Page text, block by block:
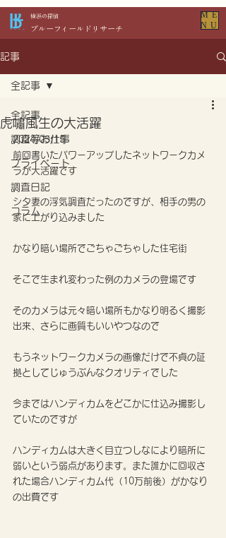
​横浜の探偵
​ブルーフィールドリサーチ
ME
NU
記事
全記事
調査等お仕事
プライベート
調査日記
コラム
全記事
虎嘯風生の大活躍
2024/05/15
前回書いたパワーアップしたネットワークカメ
ラが大活躍です
シタ妻の浮気調査だったのですが、相手の男の
家に上がり込みました
かなり暗い場所でごちゃごちゃした住宅街
そこで生まれ変わった例のカメラの登場です
そのカメラは元々暗い場所もかなり明るく撮影
出来、さらに画質もいいやつなので
もうネットワークカメラの画像だけで不貞の証
拠としてじゅうぶんなクオリティでした
今まではハンディカムをどこかに仕込み撮影し
ていたのですが
ハンディカムは大きく目立つしなにより暗所に
弱いという弱点があります。また誰かに回収さ
れた場合ハンディカム代（10万前後）がかなり
の出費です